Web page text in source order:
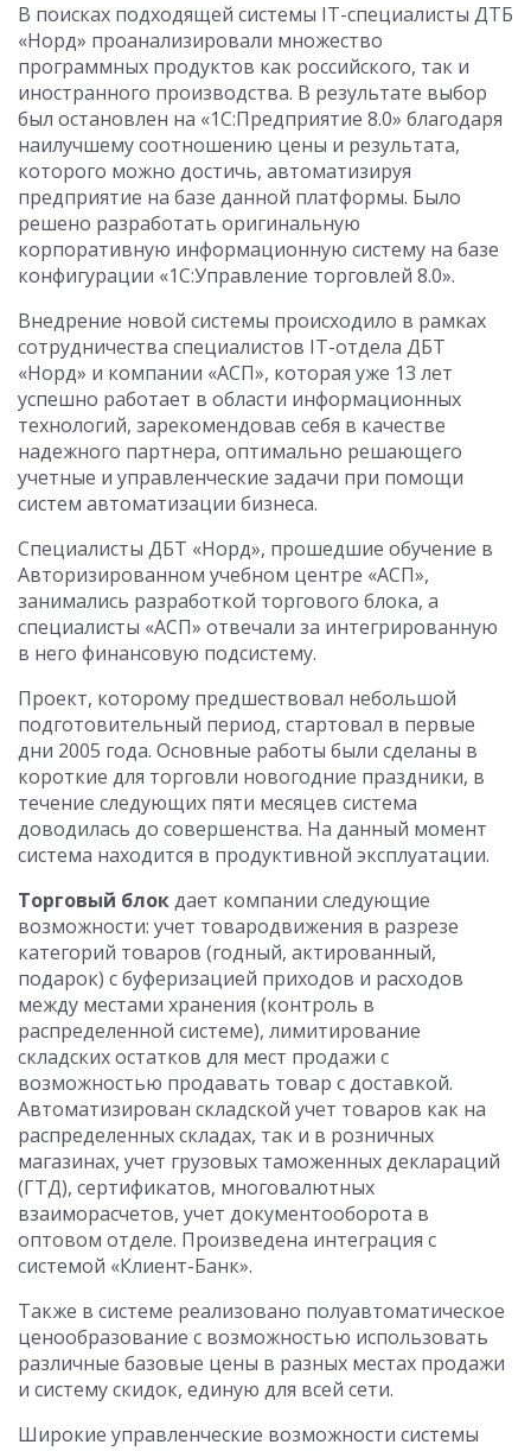
В поисках подходящей системы IT-специалисты ДТБ
«Норд» проанализировали множество
программных продуктов как российского, так и
иностранного производства. В результате выбор
был остановлен на «1С:Предприятие 8.0» благодаря
наилучшему соотношению цены и результата,
которого можно достичь, автоматизируя
предприятие на базе данной платформы. Было
решено разработать оригинальную
корпоративную информационную систему на базе
конфигурации «1С:Управление торговлей 8.0».
Внедрение новой системы происходило в рамках
сотрудничества специалистов IT-отдела ДБТ
«Норд» и компании «АСП», которая уже 13 лет
успешно работает в области информационных
технологий, зарекомендовав себя в качестве
надежного партнера, оптимально решающего
учетные и управленческие задачи при помощи
систем автоматизации бизнеса.
Специалисты ДБТ «Норд», прошедшие обучение в
Авторизированном учебном центре «АСП»,
занимались разработкой торгового блока, а
специалисты «АСП» отвечали за интегрированную
в него финансовую подсистему.
Проект, которому предшествовал небольшой
подготовительный период, стартовал в первые
дни 2005 года. Основные работы были сделаны в
короткие для торговли новогодние праздники, в
течение следующих пяти месяцев система
доводилась до совершенства. На данный момент
система находится в продуктивной эксплуатации.
Торговый блокдает компании следующие
возможности: учет товародвижения в разрезе
категорий товаров (годный, актированный,
подарок) с буферизацией приходов и расходов
между местами хранения (контроль в
распределенной системе), лимитирование
складских остатков для мест продажи с
возможностью продавать товар с доставкой.
Автоматизирован складской учет товаров как на
распределенных складах, так и в розничных
магазинах, учет грузовых таможенных деклараций
(ГТД), сертификатов, многовалютных
взаиморасчетов, учет документооборота в
оптовом отделе. Произведена интеграция с
системой «Клиент-Банк».
Также в системе реализовано полуавтоматическое
ценообразование с возможностью использовать
различные базовые цены в разных местах продажи
и систему скидок, единую для всей сети.
Широкие управленческие возможности системы